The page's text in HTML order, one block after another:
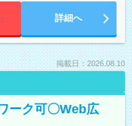
詳細へ
掲載日：2026.08.10
ーク可〇Web広